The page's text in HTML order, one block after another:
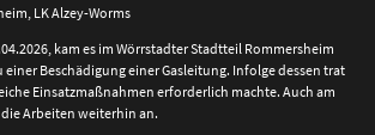
LK Alzey-Worms
kam es im Wörrstadter Stadtteil Rommersheim
Beschädigung einer Gasleitung. Infolge dessen trat
Einsatzmaßnahmen erforderlich machte. Auch am
Arbeiten weiterhin an.